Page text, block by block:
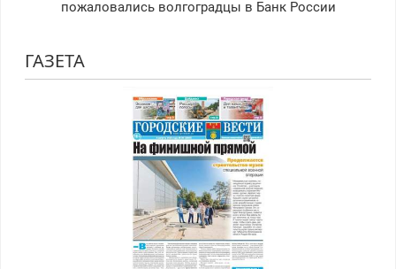
пожаловались волгоградцы в Банк России
ГАЗЕТА